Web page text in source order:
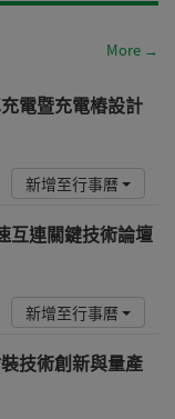
More →
電暨充電樁設計
新增至行事曆
互連關鍵技術論壇
新增至行事曆
技術創新與量產